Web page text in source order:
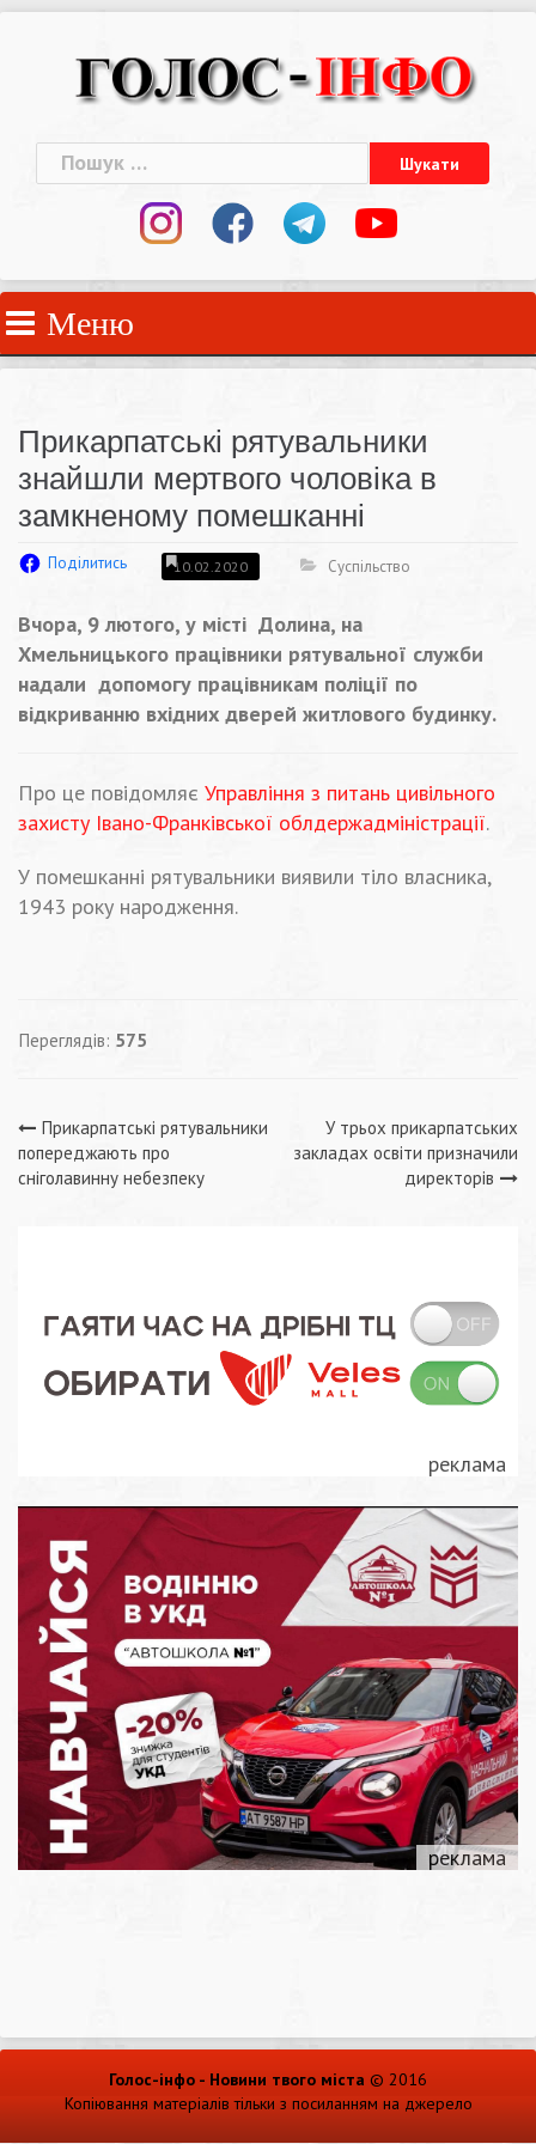
Пошук:
Меню
Прикарпатські рятувальники
знайшли мертвого чоловіка в
замкненому помешканні
Поділитись 10.02.2020 Суспільство
Вчора, 9 лютого, у місті Долина, на
Хмельницького працівники рятувальної служби
надали допомогу працівникам поліції по
відкриванню вхідних дверей житлового будинку.
Про це повідомляє Управління з питань цивільного
захисту Івано-Франківської облдержадміністрації.
У помешканні рятувальники виявили тіло власника,
1943 року народження.
Переглядів: 575
Навігація
записів
Прикарпатські рятувальники
попереджають про
сніголавинну небезпеку
У трьох прикарпатських
закладах освіти призначили
директорів
Голос-інфо - Новини твого міста © 2016
Копіювання матеріалів тільки з посиланням на джерело